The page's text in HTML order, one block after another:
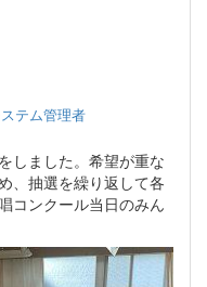
テム管理者
しました。希望が重な
、抽選を繰り返して各
コンクール当日のみん